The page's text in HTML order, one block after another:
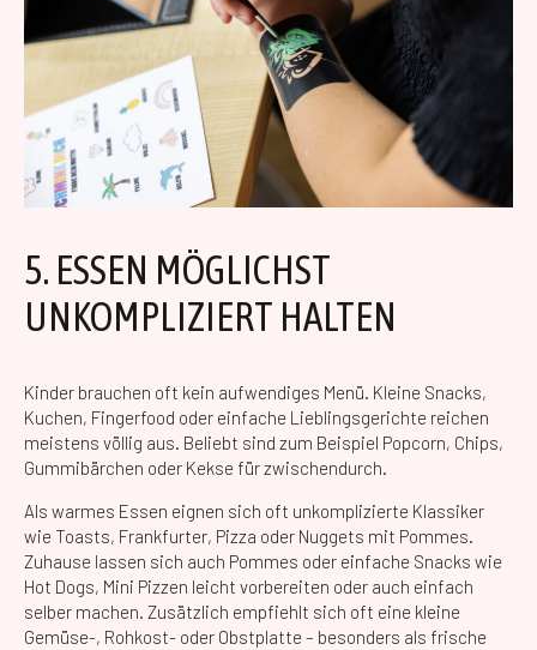
5. ESSEN MÖGLICHST
UNKOMPLIZIERT HALTEN
Kinder brauchen oft kein aufwendiges Menü. Kleine Snacks,
Kuchen, Fingerfood oder einfache Lieblingsgerichte reichen
meistens völlig aus. Beliebt sind zum Beispiel Popcorn, Chips,
Gummibärchen oder Kekse für zwischendurch.
Als warmes Essen eignen sich oft unkomplizierte Klassiker
wie Toasts, Frankfurter, Pizza oder Nuggets mit Pommes.
Zuhause lassen sich auch Pommes oder einfache Snacks wie
Hot Dogs, Mini Pizzen leicht vorbereiten oder auch einfach
selber machen. Zusätzlich empfiehlt sich oft eine kleine
Gemüse-, Rohkost- oder Obstplatte – besonders als frische